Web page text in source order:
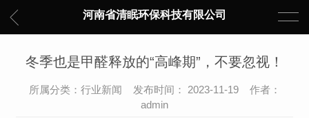
河南省清眠环保科技有限公司
冬季也是甲醛释放的“高峰期”，不要忽视！
所属分类：行业新闻 发布时间： 2023-11-19 作者：
admin